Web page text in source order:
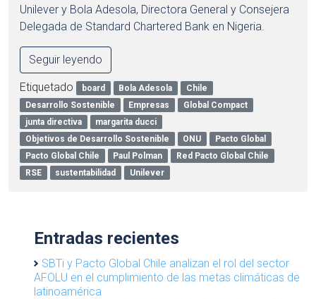
Unilever y Bola Adesola, Directora General y Consejera
Delegada de Standard Chartered Bank en Nigeria.
Seguir leyendo
Etiquetado board Bola Adesola
Chile
Desarrollo Sostenible
Empresas
Global Compact
junta directiva
margarita ducci
Objetivos de Desarrollo Sostenible
ONU
Pacto Global
Pacto Global Chile
Paul Polman
Red Pacto Global Chile
RSE
sustentabilidad Unilever
Entradas recientes
SBTi y Pacto Global Chile analizan el rol del sector
AFOLU en el cumplimiento de las metas climáticas de
latinoamérica